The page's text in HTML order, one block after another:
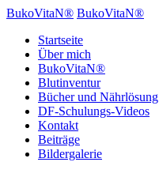
BukoVitaN® BukoVitaN®
Startseite
Über mich
BukoVitaN®
Blutinventur
Bücher und Nährlösung
DF-Schulungs-Videos
Kontakt
Beiträge
Bildergalerie